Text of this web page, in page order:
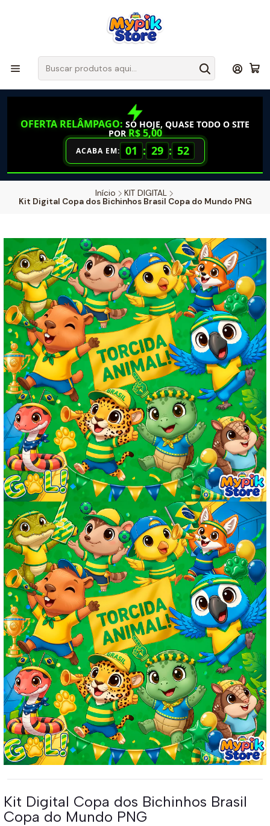
OFERTA RELÂMPAGO: SÓ HOJE, QUASE TODO O SITE
PORR$ 5,00
ACABA EM: 01 : 29 : 51
Início
KIT DIGITAL
Kit Digital Copa dos Bichinhos Brasil Copa do Mundo PNG
Kit Digital Copa dos Bichinhos Brasil
Copa do Mundo PNG